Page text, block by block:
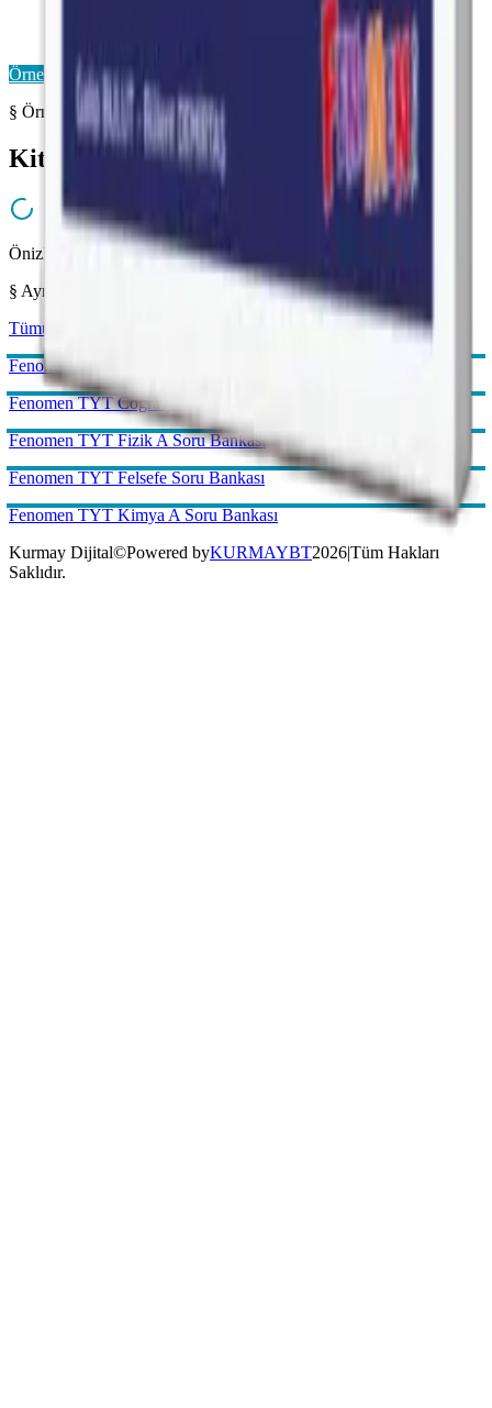
Örnek Sayfaları Aç
§ Örnek Sayfalar
Kitabı yakından inceleyin
Önizleme hazırlanıyor...
§ Aynı Kategoriden
Tümünü gör →
Kurmay Dijital©Powered byKURMAYBT2026|Tüm Hakları
Saklıdır.